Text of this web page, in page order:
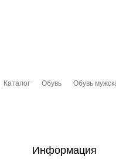
Каталог Обувь Обувь
Информация